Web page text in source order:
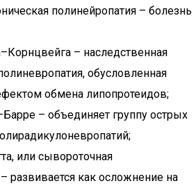
полинейропатия – болезнь
– наследственная
обусловленная
обмена липопротеидов;
– объединяет группу острых
или сывороточная
развивается как осложнение на